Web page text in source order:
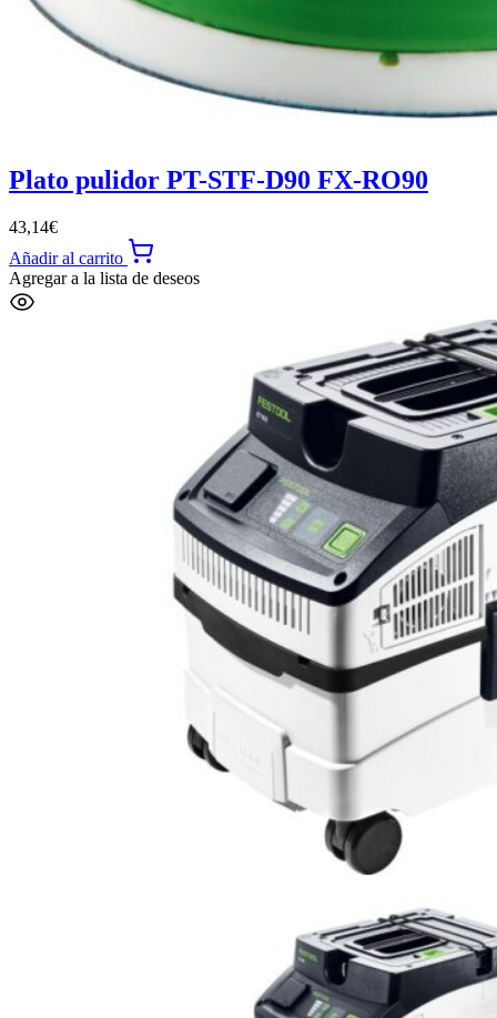
Plato pulidor PT-STF-D90 FX-RO90
43,14€
Añadir al carrito
Agregar a la lista de deseos